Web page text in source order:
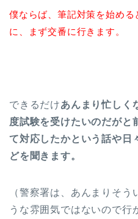
僕ならば、筆記対策を始め
に、まず交番に行きます。
できるだけあんまり忙しく
度試験を受けたいのだがと
て対応したかという話や日
どを聞きます。
（警察署は、あんまりそ
うな雰囲気ではないので行